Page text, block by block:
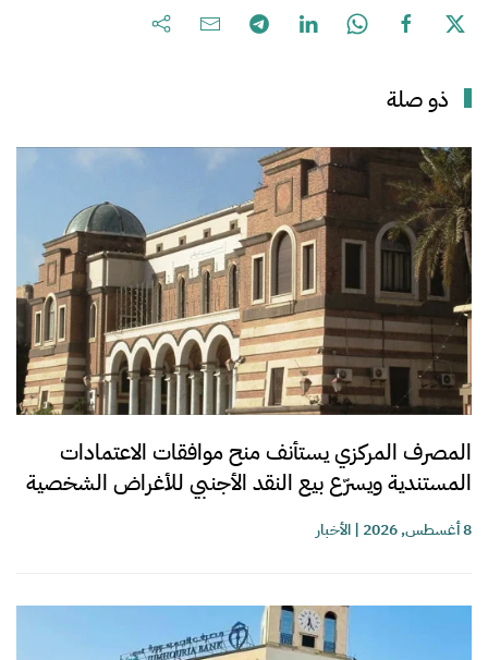
ذو صلة
المصرف المركزي يستأنف منح موافقات الاعتمادات
المستندية ويسرّع بيع النقد الأجنبي للأغراض الشخصية
8 أغسطس, 2026 |الأخبار